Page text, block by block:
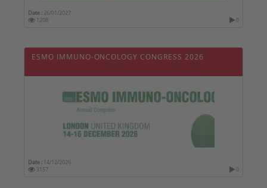
Date : 26/01/2027
1208
0
ESMO IMMUNO-ONCOLOGY CONGRESS 2026
Date : 14/12/2026
3157
0